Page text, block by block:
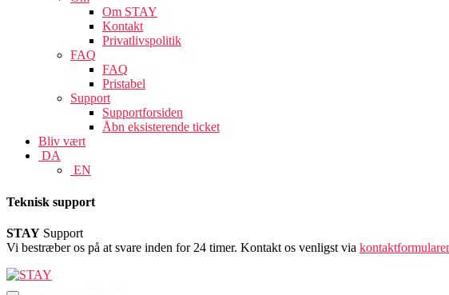
Om STAY
Kontakt
Privatlivspolitik
FAQ
FAQ
Pristabel
Support
Supportforsiden
Åbn eksisterende ticket
Bliv vært
DA
EN
Teknisk support
STAY Support
Vi bestræber os på at svare inden for 24 timer. Kontakt os venligst via